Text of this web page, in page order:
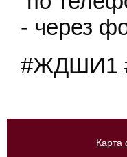
- через
#ЖДШИ1
Карта